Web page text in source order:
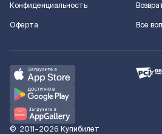
Конфиденциальность
Оферта
Все
© 2011–2026 Купибилет